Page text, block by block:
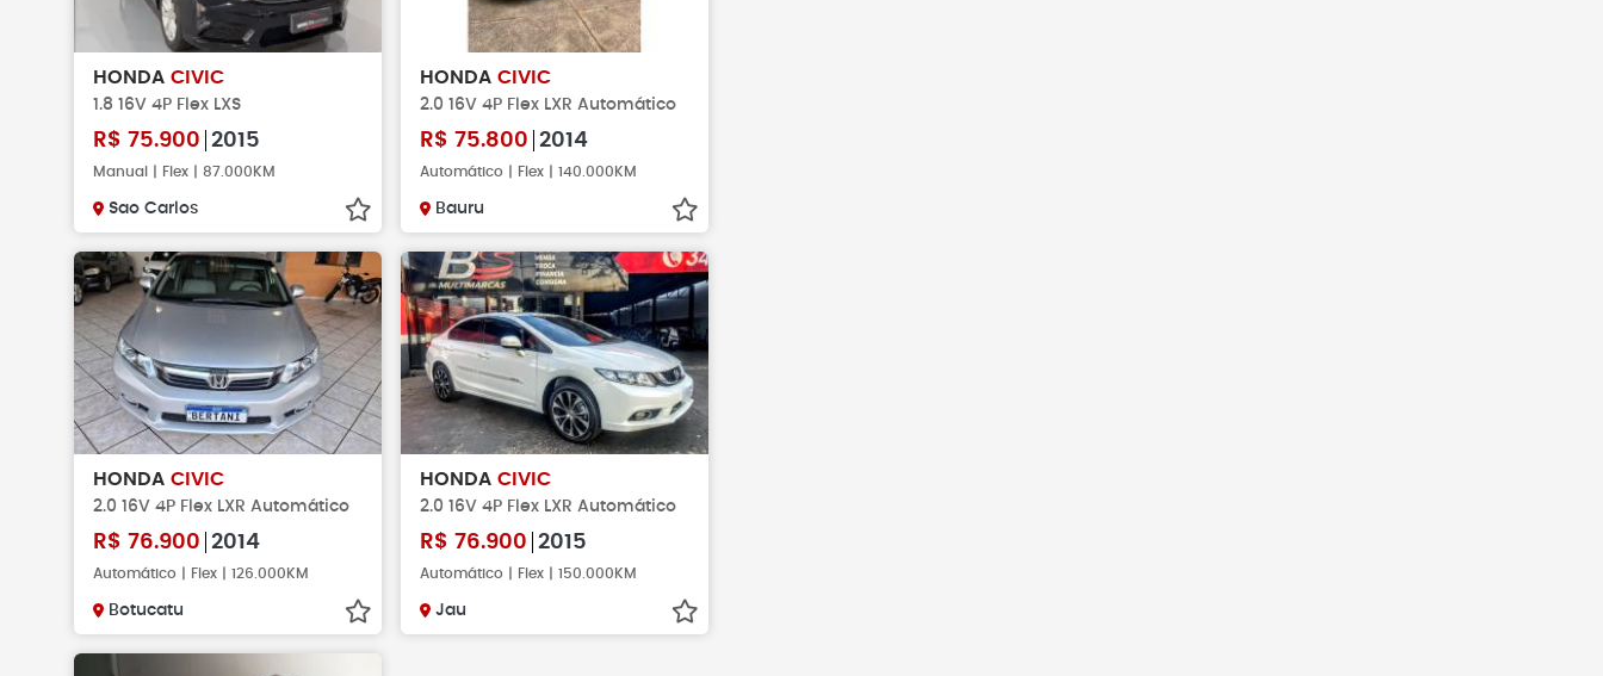
HONDA CIVIC
1.8 16V 4P Flex LXS
R$ 75.900 2015
Manual | Flex | 87.000KM
Sao Carlos
HONDA CIVIC
2.0 16V 4P Flex LXR Automático
R$ 75.800 2014
Automático | Flex | 140.000KM
Bauru
HONDA CIVIC
2.0 16V 4P Flex LXR Automático
R$ 76.900 2014
Automático | Flex | 126.000KM
Botucatu
HONDA CIVIC
2.0 16V 4P Flex LXR Automático
R$ 76.900 2015
Automático | Flex | 150.000KM
Jau